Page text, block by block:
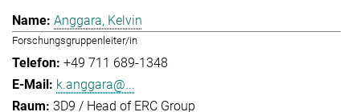
Anggara, Kelvin
Forschungsgruppenleiter/in
+49 711 689-1348
k.anggara@...
3D9 / Head of ERC Group